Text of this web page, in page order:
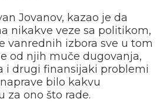
Jovanov, kazao je da
nikakve veze sa politikom,
vanrednih izbora sve u tom
od njih muče dugovanja,
i drugi finansijaki problemi
bilo kakvu
za ono što rade.